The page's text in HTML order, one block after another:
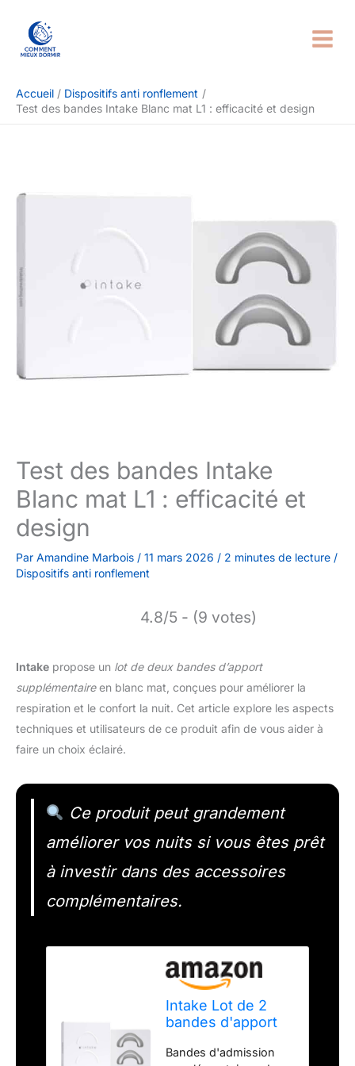
contenu
Accueil
Dispositifs anti ronflement
Test des bandes Intake Blanc mat L1 : efficacité et design
Test des bandes Intake
Blanc mat L1 : efficacité et
design
Par Amandine Marbois / 11 mars 2026 / 2 minutes de lecture /
Dispositifs anti ronflement
4.8/5 - (9 votes)
Intake propose un lot de deux bandes d’apport
supplémentaireen blanc mat, conçues pour améliorer la
respiration et le confort la nuit. Cet article explore les aspects
techniques et utilisateurs de ce produit afin de vous aider à
faire un choix éclairé.
Ce produit peut grandement
améliorer vos nuits si vous êtes prêt
à investir dans des accessoires
complémentaires.
Intake Lot de 2
bandes d'apport
Blanc mat Taille L
Bandes d'admission